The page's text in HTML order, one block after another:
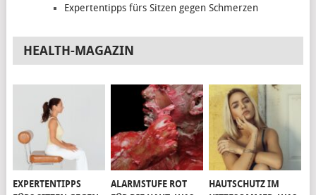
Expertentipps fürs Sitzen gegen Schmerzen
HEALTH-MAGAZIN
EXPERTENTIPPS
ALARMSTUFE ROT
HAUTSCHUTZ IM